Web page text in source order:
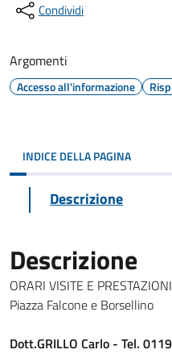
Condividi
Argomenti
Accesso all'informazione
INDICE DELLA PAGINA
Descrizione
Descrizione
ORARI VISITE E
Piazza Falcone e Borsellino
Dott.GRILLO Carlo - Tel.